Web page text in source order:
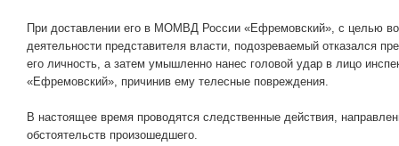
При доставлении его в МОМВД России «Ефремовский», с целью
деятельности представителя власти, подозреваемый отказался
его личность, а затем умышленно нанес головой удар в лицо
«Ефремовский», причинив ему телесные повреждения.
В настоящее время проводятся следственные действия,
обстоятельств произошедшего.